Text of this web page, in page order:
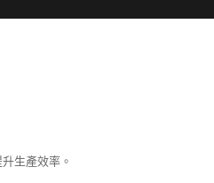
生產效率。